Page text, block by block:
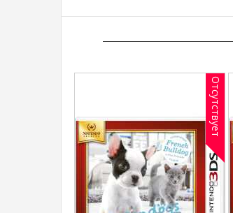
Отсутствует